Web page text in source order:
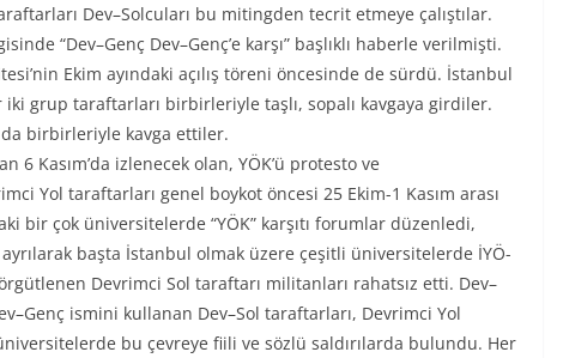
Dev–Solcuları bu mitingden tecrit etmeye çalıştılar.
“Dev–Genç Dev–Genç’e karşı” başlıklı haberle verilmişti.
Ekim ayındaki açılış töreni öncesinde de sürdü. İstanbul
grup taraftarları birbirleriyle taşlı, sopalı kavgaya girdiler.
da birbirleriyle kavga ettiler.
6 Kasım’da izlenecek olan, YÖK’ü protesto ve
Yol taraftarları genel boykot öncesi 25 Ekim-1 Kasım arası
bir çok üniversitelerde “YÖK” karşıtı forumlar düzenledi,
ayrılarak başta İstanbul olmak üzere çeşitli üniversitelerde İYÖ-
Devrimci Sol taraftarı militanları rahatsız etti. Dev–
ismini kullanan Dev–Sol taraftarları, Devrimci Yol
bu çevreye fiili ve sözlü saldırılarda bulundu. Her